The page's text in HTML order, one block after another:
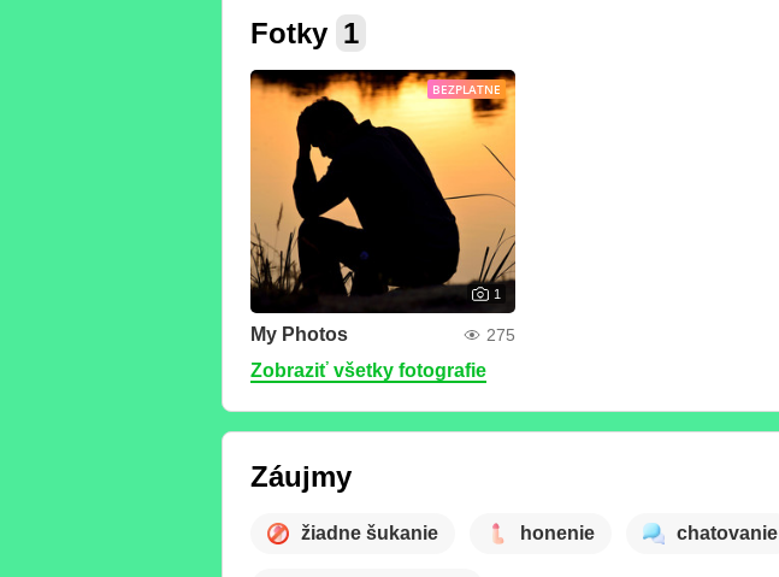
Fotky 1
BEZPLATNE
1
My Photos 275
Zobraziť všetky fotografie
Záujmy
žiadne šukanie honenie chatovanie